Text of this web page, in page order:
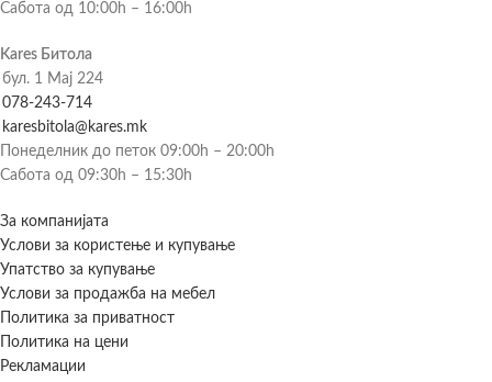
Сабота од 10:00h – 16:00h
Kares Битола
бул. 1 Мај 224
078-243-714
karesbitola@kares.mk
Понеделник до петок 09:00h – 20:00h
Сабота од 09:30h – 15:30h
За компанијата
Услови за користење и купување
Упатство за купување
Услови за продажба на мебел
Политика за приватност
Политика на цени
Рекламации